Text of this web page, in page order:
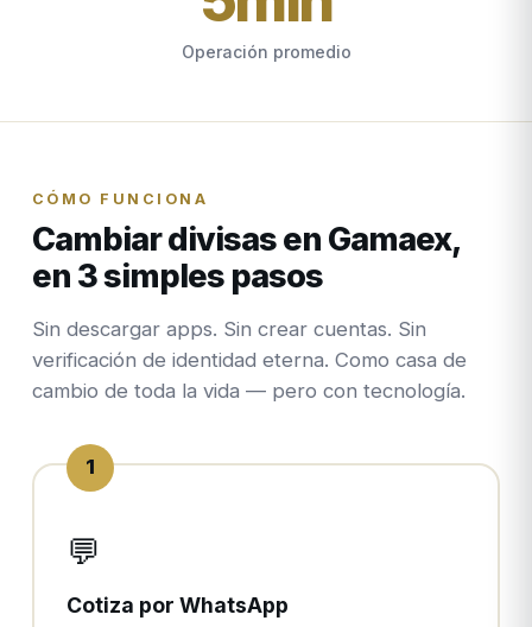
Operación promedio
CÓMO FUNCIONA
Cambiar divisas en Gamaex,
en 3 simples pasos
Sin descargar apps. Sin crear cuentas. Sin
verificación de identidad eterna. Como casa de
cambio de toda la vida — pero con tecnología.
1
💬
Cotiza por WhatsApp